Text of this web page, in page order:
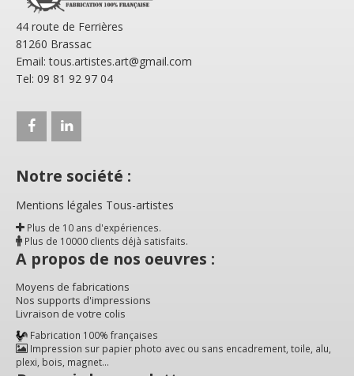
44 route de Ferrières
81260 Brassac
Email: tous.artistes.art@gmail.com
Tel: 09 81 92 97 04
Notre société :
Mentions légales Tous-artistes
Plus de 10 ans d'expériences.
Plus de 10000 clients déjà satisfaits.
A propos de nos oeuvres :
Moyens de fabrications
Nos supports d'impressions
Livraison de votre colis
Fabrication 100% françaises
Impression sur papier photo avec ou sans encadrement, toile, alu,
plexi, bois, magnet...